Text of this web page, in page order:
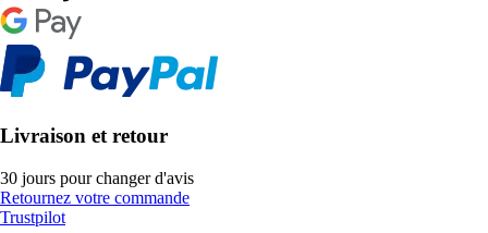
Livraison et retour
30 jours pour changer d'avis
Retournez votre commande
Trustpilot